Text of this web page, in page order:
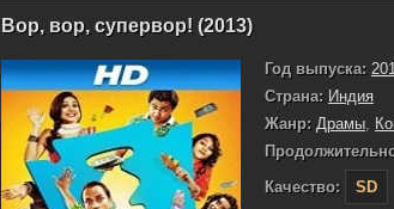
Вор, вор, супервор! (2013)
Год выпуска:
Страна: Индия
Жанр: Драмы
Качество:
SD